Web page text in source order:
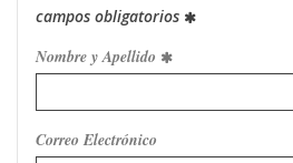
campos obligatorios
Nombre y Apellido
Correo Electrónico